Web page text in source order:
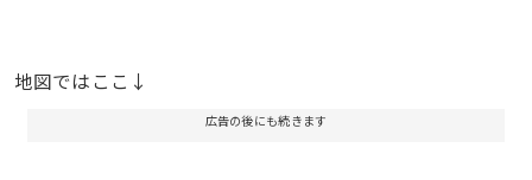
地図ではここ↓
広告の後にも続きます